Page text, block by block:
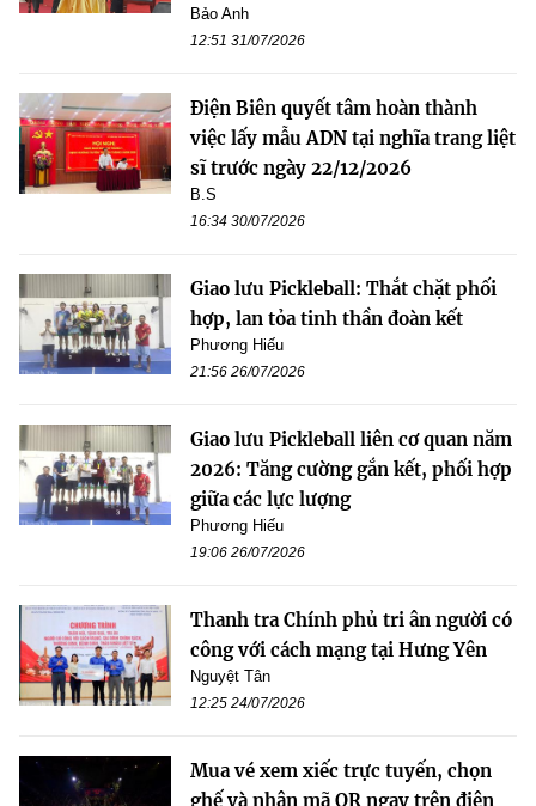
Bảo Anh
12:51 31/07/2026
Điện Biên quyết tâm hoàn thành
việc lấy mẫu ADN tại nghĩa trang liệt
sĩ trước ngày 22/12/2026
B.S
16:34 30/07/2026
Giao lưu Pickleball: Thắt chặt phối
hợp, lan tỏa tinh thần đoàn kết
Phương Hiếu
21:56 26/07/2026
Giao lưu Pickleball liên cơ quan năm
2026: Tăng cường gắn kết, phối hợp
giữa các lực lượng
Phương Hiếu
19:06 26/07/2026
Thanh tra Chính phủ tri ân người có
công với cách mạng tại Hưng Yên
Nguyệt Tân
12:25 24/07/2026
Mua vé xem xiếc trực tuyến, chọn
ghế và nhận mã QR ngay trên điện